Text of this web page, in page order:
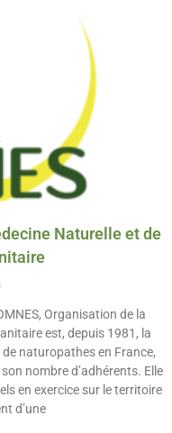
Naturelle et de
Organisation de la
est, depuis 1981, la
naturopathes en France,
nombre d’adhérents. Elle
en exercice sur le territoire
d’une